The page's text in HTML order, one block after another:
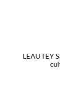
LEAUTEY